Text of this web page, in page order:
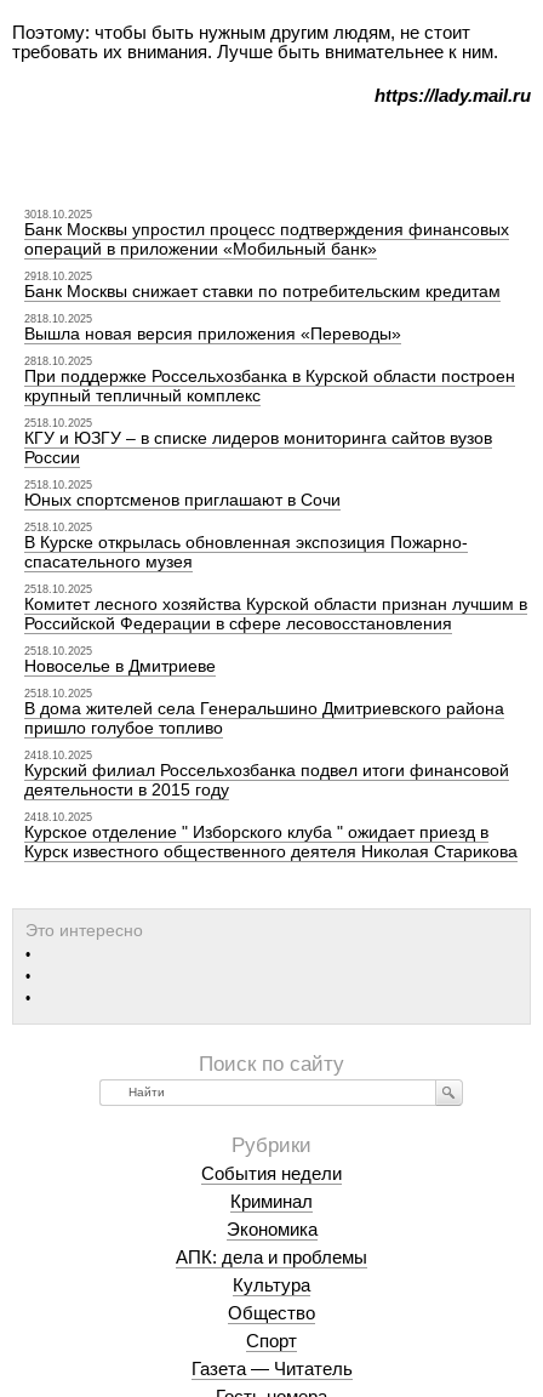
Поэтому: чтобы быть нужным другим людям, не стоит
требовать их внимания. Лучше быть внимательнее к ним.
https://lady.mail.ru
3018.10.2025
Банк Москвы упростил процесс подтверждения финансовых
операций в приложении «Мобильный банк»
2918.10.2025
Банк Москвы снижает ставки по потребительским кредитам
2818.10.2025
Вышла новая версия приложения «Переводы»
2818.10.2025
При поддержке Россельхозбанка в Курской области построен
крупный тепличный комплекс
2518.10.2025
КГУ и ЮЗГУ – в списке лидеров мониторинга сайтов вузов
России
2518.10.2025
Юных спортсменов приглашают в Сочи
2518.10.2025
В Курске открылась обновленная экспозиция Пожарно-
спасательного музея
2518.10.2025
Комитет лесного хозяйства Курской области признан лучшим в
Российской Федерации в сфере лесовосстановления
2518.10.2025
Новоселье в Дмитриеве
2518.10.2025
В дома жителей села Генеральшино Дмитриевского района
пришло голубое топливо
2418.10.2025
Курский филиал Россельхозбанка подвел итоги финансовой
деятельности в 2015 году
2418.10.2025
Курское отделение " Изборского клуба " ожидает приезд в
Курск известного общественного деятеля Николая Старикова
Найти
События недели
Криминал
Экономика
АПК: дела и проблемы
Культура
Общество
Спорт
Газета — Читатель